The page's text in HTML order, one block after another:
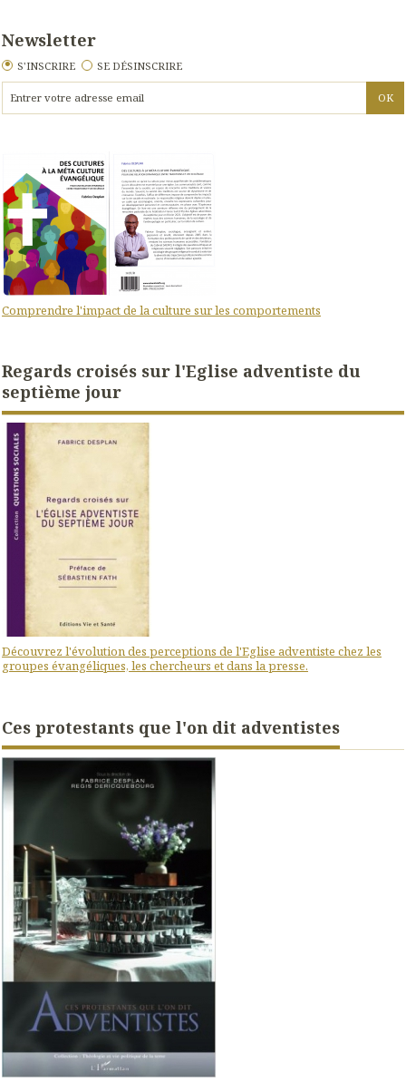
Newsletter
S'INSCRIRE SE DÉSINSCRIRE
Comprendre l'impact de la culture sur les comportements
Regards croisés sur l'Eglise adventiste du
septième jour
Découvrez l'évolution des perceptions de l'Eglise adventiste chez les
groupes évangéliques, les chercheurs et dans la presse.
Ces protestants que l'on dit adventistes